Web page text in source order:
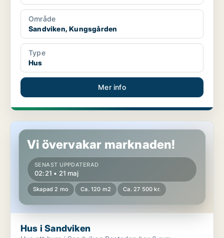
Område
Sandviken, Kungsgården
Type
Hus
Mer info
Hus i Sandviken
Vi övervakar marknaden!
SENAST UPPDATERAD
02:21 • 21 maj
Skapad 2 mo Ca. 120 m2 Ca. 27 500 kr.
Hus i Sandviken